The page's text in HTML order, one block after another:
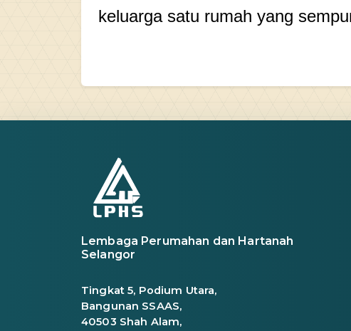
keluarga satu rumah yang
Lembaga Perumahan dan Hartanah
Selangor
Tingkat 5, Podium Utara,
Bangunan SSAAS,
40503 Shah Alam,